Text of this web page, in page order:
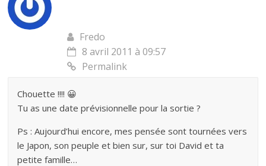
Fredo
8 avril 2011 à 09:57
Permalink
Chouette !!!! 😀
Tu as une date prévisionnelle pour la sortie ?
Ps : Aujourd’hui encore, mes pensée sont tournées vers
le Japon, son peuple et bien sur, sur toi David et ta
petite famille…